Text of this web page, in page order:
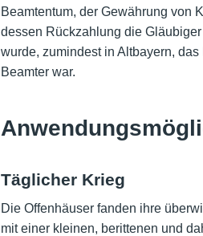
Beamtentum, der Gewährung von
dessen Rückzahlung die
wurde, zumindest in Altbayern,
Beamter war.
Täglicher Krieg
Die Offenhäuser fanden ihre
mit einer kleinen, berittenen und